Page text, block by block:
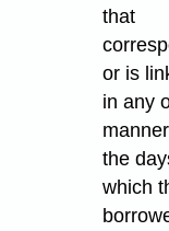
that
or is
in any
the
which